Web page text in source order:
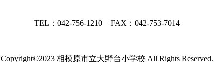
TEL：042-756-1210 FAX：042-753-7014
Copyright©2023 相模原市立大野台小学校 All Rights Reserved.